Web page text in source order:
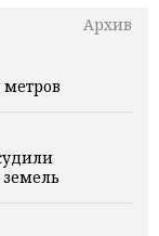
Архив
метров